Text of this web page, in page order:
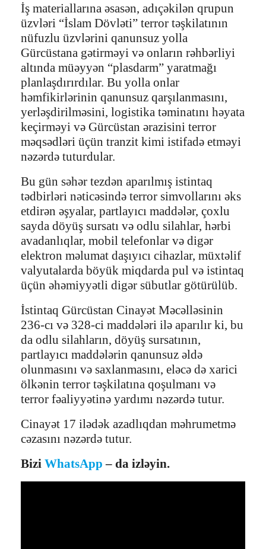
İş materiallarına əsasən, adıçəkilən qrupun
üzvləri “İslam Dövləti” terror təşkilatının
nüfuzlu üzvlərini qanunsuz yolla
Gürcüstana gətirməyi və onların rəhbərliyi
altında müəyyən “plasdarm” yaratmağı
planlaşdırırdılar. Bu yolla onlar
həmfikirlərinin qanunsuz qarşılanmasını,
yerləşdirilməsini, logistika təminatını həyata
keçirməyi və Gürcüstan ərazisini terror
məqsədləri üçün tranzit kimi istifadə etməyi
nəzərdə tuturdular.
Bu gün səhər tezdən aparılmış istintaq
tədbirləri nəticəsində terror simvollarını əks
etdirən əşyalar, partlayıcı maddələr, çoxlu
sayda döyüş sursatı və odlu silahlar, hərbi
avadanlıqlar, mobil telefonlar və digər
elektron məlumat daşıyıcı cihazlar, müxtəlif
valyutalarda böyük miqdarda pul və istintaq
üçün əhəmiyyətli digər sübutlar götürülüb.
İstintaq Gürcüstan Cinayət Məcəlləsinin
236-cı və 328-ci maddələri ilə aparılır ki, bu
da odlu silahların, döyüş sursatının,
partlayıcı maddələrin qanunsuz əldə
olunmasını və saxlanmasını, eləcə də xarici
ölkənin terror təşkilatına qoşulmanı və
terror fəaliyyətinə yardımı nəzərdə tutur.
Cinayət 17 ilədək azadlıqdan məhrumetmə
cəzasını nəzərdə tutur.
Bizi WhatsApp – da izləyin.